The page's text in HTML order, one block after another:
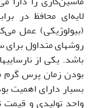
لایه‌ای محافظ در
روشهای متداول
باشد. یکی از
بودن زمان پرس گرم
بسیار دارای اهمیت
واحد تولیدی و